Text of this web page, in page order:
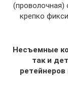
крепко
Несъемные
так и
ретейнеров